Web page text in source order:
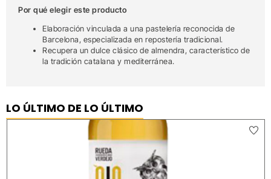
Por qué elegir este producto
Elaboración vinculada a una pastelería reconocida de
Barcelona, especializada en repostería tradicional.
Recupera un dulce clásico de almendra, característico de
la tradición catalana y mediterránea.
LO ÚLTIMO DE LO ÚLTIMO